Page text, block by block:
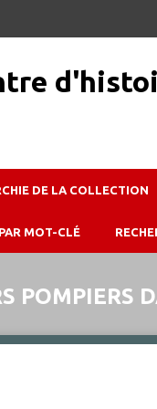
DE LA COLLECTION
MOT-CLÉ
POMPIERS